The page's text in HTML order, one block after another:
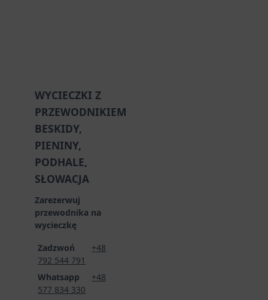
WYCIECZKI Z
PRZEWODNIKIEM
BESKIDY,
PIENINY,
PODHALE,
SŁOWACJA
Zarezerwuj
przewodnika na
wycieczkę
Zadzwoń +48
792 544 791
Whatsapp +48
577 834 330